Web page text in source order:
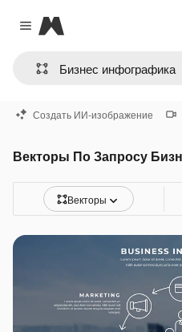
Close menu
Magnific
Создать ИИ-изображение
Векторы